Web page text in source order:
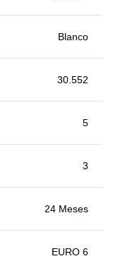
Blanco
30.552
5
3
24 Meses
EURO 6